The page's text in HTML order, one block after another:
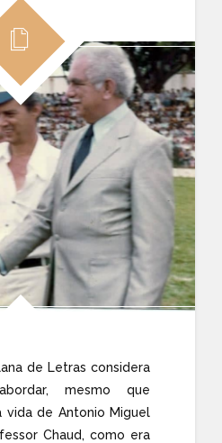
de Letras considera
mesmo que
vida de Antonio Miguel
Chaud, como era